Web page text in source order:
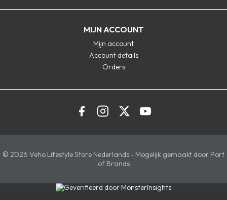
MIJN ACCOUNT
Mijn account
Account details
Orders
© 2026 Veho Lifestyle Store Nederlands - Mogelijk gemaakt door Port
of Brands